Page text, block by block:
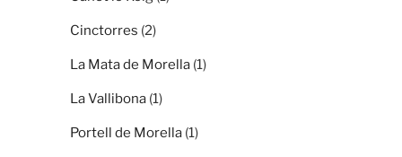
Cinctorres (2)
La Mata de Morella (1)
La Vallibona (1)
Portell de Morella (1)